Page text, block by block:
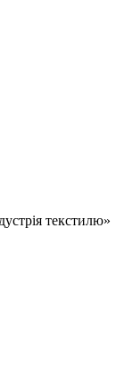
текстилю»